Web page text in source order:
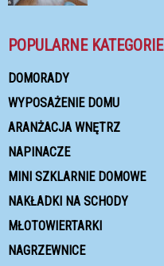
POPULARNE KATEGORIE
DOMORADY
WYPOSAŻENIE DOMU
ARANŻACJA WNĘTRZ
NAPINACZE
MINI SZKLARNIE DOMOWE
NAKŁADKI NA SCHODY
MŁOTOWIERTARKI
NAGRZEWNICE